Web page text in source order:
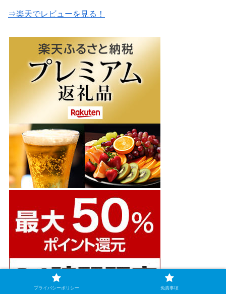
⇒楽天でレビューを見る！
プライバシーポリシー 免責事項